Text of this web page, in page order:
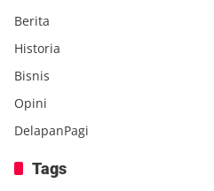
Berita
Historia
Bisnis
Opini
DelapanPagi
Tags